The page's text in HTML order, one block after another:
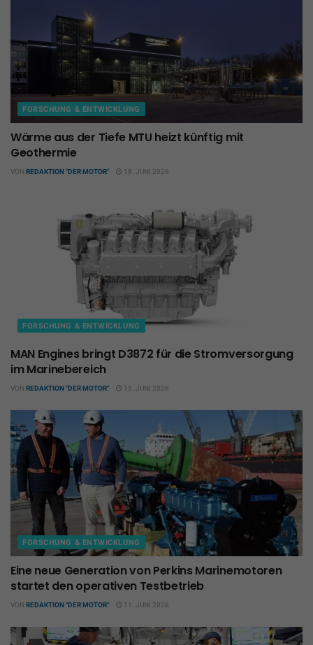
FORSCHUNG & ENTWICKLUNG
Wärme aus der Tiefe MTU heizt künftig mit
Geothermie
VON REDAKTION "DER MOTOR" 18. JUNI 2026
FORSCHUNG & ENTWICKLUNG
MAN Engines bringt D3872 für die Stromversorgung
im Marinebereich
VON REDAKTION "DER MOTOR" 15. JUNI 2026
FORSCHUNG & ENTWICKLUNG
Eine neue Generation von Perkins Marinemotoren
startet den operativen Testbetrieb
VON REDAKTION "DER MOTOR" 11. JUNI 2026